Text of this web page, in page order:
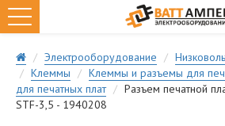
Электрооборудование
Клеммы
Клеммы и разъемы для
для печатных плат
Разъем печатной
STF-3,5 - 1940208